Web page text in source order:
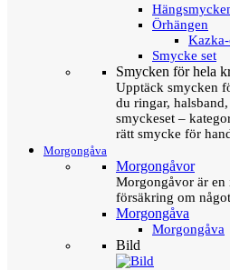
Örhängen
Smycke set
Smycken för hela
Upptäck smycken
du ringar,
smyckeset –
rätt smycke för
Morgongåva
Morgongåvor
Morgongåvor är en
försäkring om
Morgongåva
Morgongåva
Bild